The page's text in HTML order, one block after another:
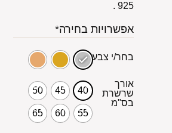
925 .
אפשרויות בחירה*
בחר/י צבע
אורך
שרשרת
בס"מ
40
45
50
55
60
65